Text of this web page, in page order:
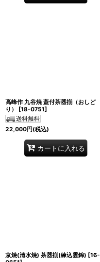
高峰作 九谷焼 蓋付茶器揃（おしど
り）
[18-0751]
22,000円(税込)
カートに入れる
京焼(清水焼) 茶器揃(練込雲錦) [16-